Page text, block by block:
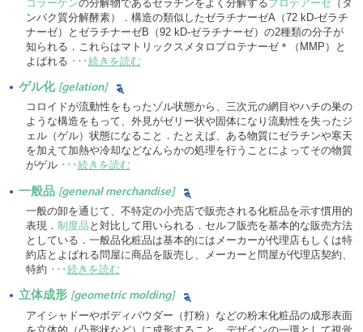
コラーゲンの分解物であるゼラチンをよく分解するプロテアーゼ（タ
ンパク質分解酵素）．構造の類似したゼラチナーゼA（72 kD-ゼラチ
ナーゼ）とゼラチナーゼB（92 kD-ゼラチナーゼ）の2種類の分子が
知られる．これらはマトリックスメタロプロテナーゼ＊（MMP）と
よばれる ･･･ 続きを読む
ゲル化 [gelation]
コロイドが流動性をもったゾル状態から、三次元の網目やハチの巣の
ような構造をもって、外見がゼリー状や固体になり流動性を失ったジ
ェル（ゲル）状態になること．たとえば、ある物質にゼラチンや寒天
を加えて加熱や冷却などなんらかの処理を行うことによってその物質
がゲル ･･･ 続きを読む
一般品 [genenal merchandise]
一般の卸を通じて、不特定の小売店で販売される化粧品を示す慣用的
表現． 制度品 と対比して用いられる．セルフ販売を基本的な販売方法
としている．一般品化粧品は基本的にはメーカーが代理店もしくは特
約店とよばれる問屋に商品を販売し、メーカーと問屋が代理店契約、
特約 ･･･ 続きを読む
立体成形 [geometric molding]
アイシャドーやボディパウダー（打粉）などの粉末化粧品の成形表面